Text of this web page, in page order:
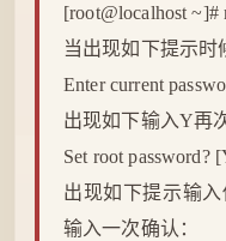
[root@localhost ~]#
当出现如下提示时
Enter current
出现如下输入Y再
Set root password?
出现如下提示输
输入一次确认：